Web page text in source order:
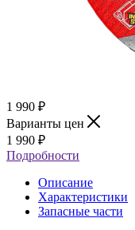
1 990 ₽
Варианты цен
1 990 ₽
Подробности
Описание
Характеристики
Запасные части